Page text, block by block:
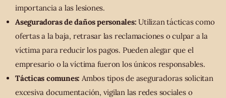
importancia a las lesiones.
Aseguradoras de daños personales: Utilizan tácticas como
ofertas a la baja, retrasar las reclamaciones o culpar a la
víctima para reducir los pagos. Pueden alegar que el
empresario o la víctima fueron los únicos responsables.
Tácticas comunes: Ambos tipos de aseguradoras solicitan
excesiva documentación, vigilan las redes sociales o